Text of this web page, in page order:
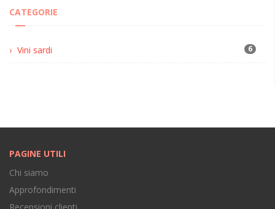
CATEGORIE
Vini sardi 6
PAGINE UTILI
Chi siamo
Approfondimenti